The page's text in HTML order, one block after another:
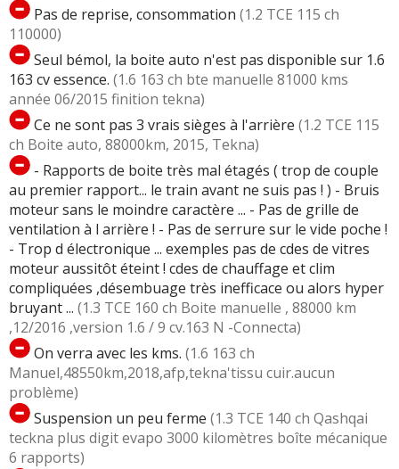
Pas de reprise, consommation (1.2 TCE 115 ch
110000)
Seul bémol, la boite auto n'est pas disponible sur 1.6
163 cv essence. (1.6 163 ch bte manuelle 81000 kms
année 06/2015 finition tekna)
Ce ne sont pas 3 vrais sièges à l'arrière (1.2 TCE 115
ch Boite auto, 88000km, 2015, Tekna)
- Rapports de boite très mal étagés ( trop de couple
au premier rapport... le train avant ne suis pas ! ) - Bruis
moteur sans le moindre caractère ... - Pas de grille de
ventilation à l arrière ! - Pas de serrure sur le vide poche !
- Trop d électronique ... exemples pas de cdes de vitres
moteur aussitôt éteint ! cdes de chauffage et clim
compliquées ,désembuage très inefficace ou alors hyper
bruyant ... (1.3 TCE 160 ch Boite manuelle , 88000 km
,12/2016 ,version 1.6 / 9 cv.163 N -Connecta)
On verra avec les kms. (1.6 163 ch
Manuel,48550km,2018,afp,tekna'tissu cuir.aucun
problème)
Suspension un peu ferme (1.3 TCE 140 ch Qashqai
teckna plus digit evapo 3000 kilomètres boîte mécanique
6 rapports)